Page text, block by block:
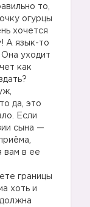
то,
огурцы
хочется
А язык-то
Она уходит
как
да, это
Если
сына —
вам в ее
границы
хоть и